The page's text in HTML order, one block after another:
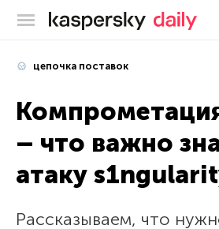
Блог
цепочка поставок
– что важно
атаку
Рассказываем, что